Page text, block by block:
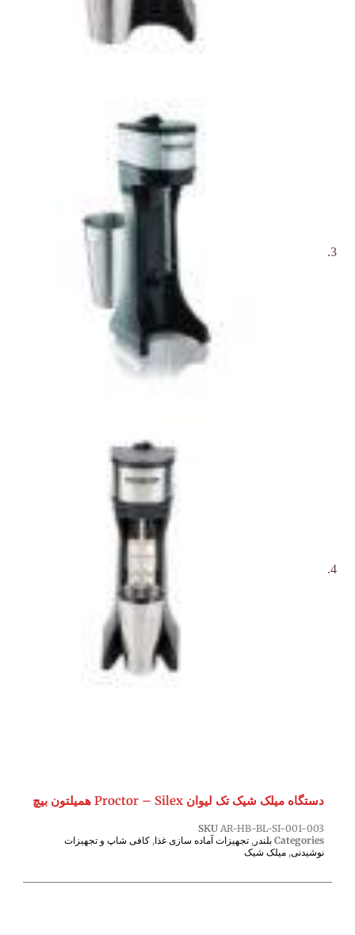
دستگاه میلک شیک تک لیوان Proctor – Silex همیلتون بیچ
SKUAR-HB-BL-SI-001-003
Categories بلندر , تجهیزات آماده سازی غذا, کافی شاپ و تجهیزات
نوشیدنی, میلک شیک